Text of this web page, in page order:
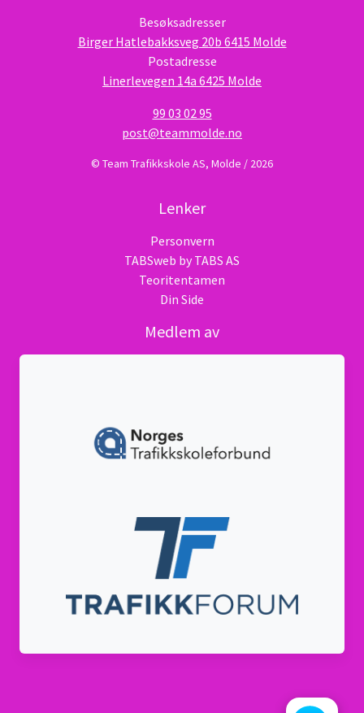
Besøksadresser
Birger Hatlebakksveg 20b 6415 Molde
Postadresse
Linerlevegen 14a 6425 Molde
99 03 02 95
post@teammolde.no
© Team Trafikkskole AS, Molde / 2026
Lenker
Personvern
TABSweb by TABS AS
Teoritentamen
Din Side
Medlem av